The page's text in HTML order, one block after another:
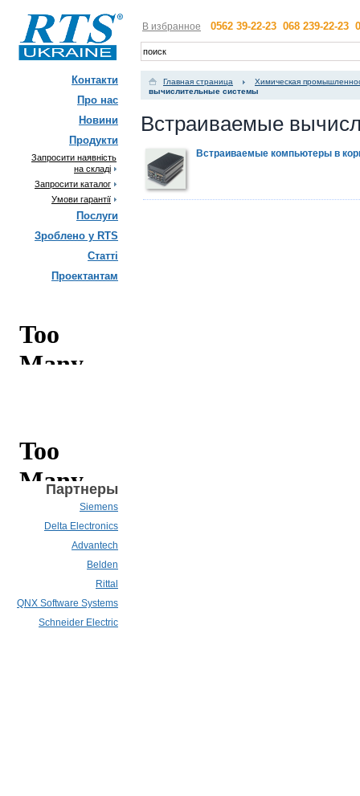
В избранное 0562 39-22-23 068 239-22-23
Контакти
Про нас
Новини
Продукти
Запросити наявність
на складі
Запросити каталог
Умови гарантії
Послуги
Зроблено у RTS
Статті
Проектантам
Партнеры
Siemens
Delta Electronics
Advantech
Belden
Rittal
QNX Software Systems
Schneider Electric
Главная страница
Химическая
вычислительные системы
Встраиваемые
Встраиваемые компьютеры в